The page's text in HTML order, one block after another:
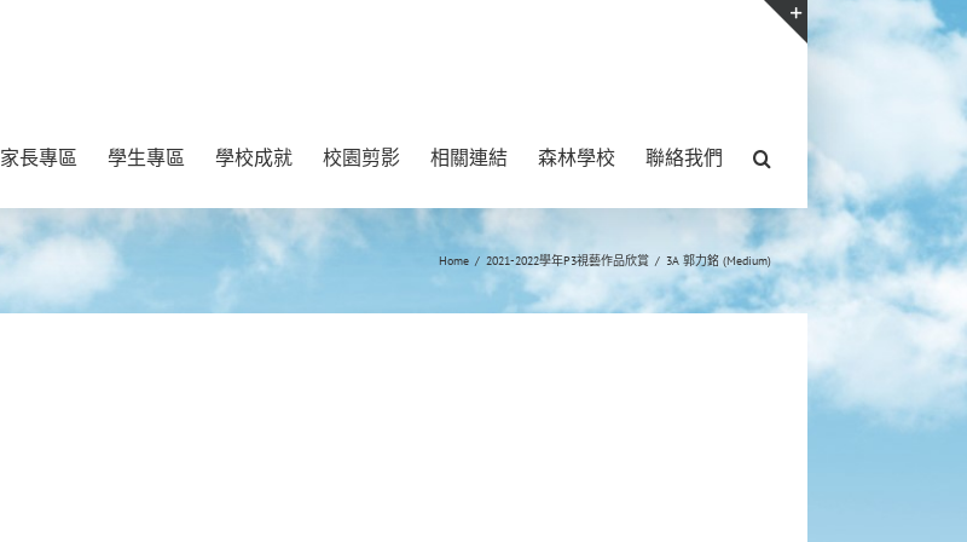
家長專區 學生專區 學校成就 校園剪影 相關連結 森林學校 聯絡我們
Home / 2021-2022學年P3視藝作品欣賞 / 3A 郭力銘 (Medium)
Toggle
Area